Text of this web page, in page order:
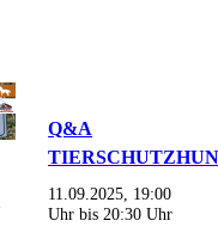
Q&A
11.09.2025, 19:00
Uhr bis 20:30 Uhr